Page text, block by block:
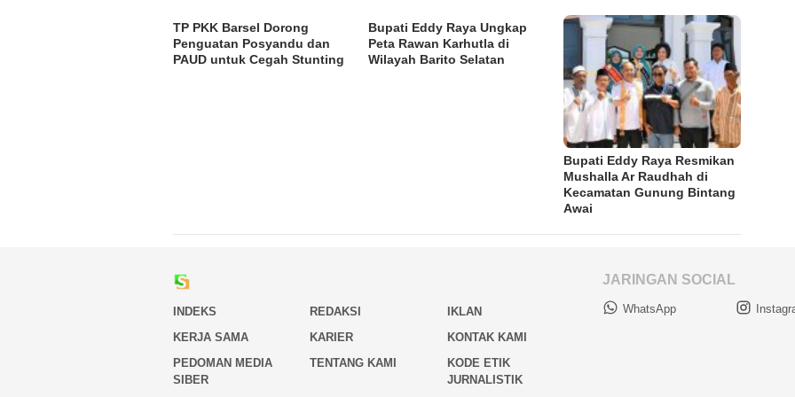
TP PKK Barsel Dorong
Penguatan Posyandu dan
PAUD untuk Cegah Stunting
Bupati Eddy Raya Ungkap
Peta Rawan Karhutla di
Wilayah Barito Selatan
Bupati Eddy Raya Resmikan
Mushalla Ar Raudhah di
Kecamatan Gunung Bintang
Awai
INDEKS REDAKSI
IKLAN
KERJA SAMA
KARIER
KONTAK KAMI
PEDOMAN MEDIA
SIBER
TENTANG KAMI
KODE ETIK
JURNALISTIK
JARINGAN SOCIAL
WhatsApp